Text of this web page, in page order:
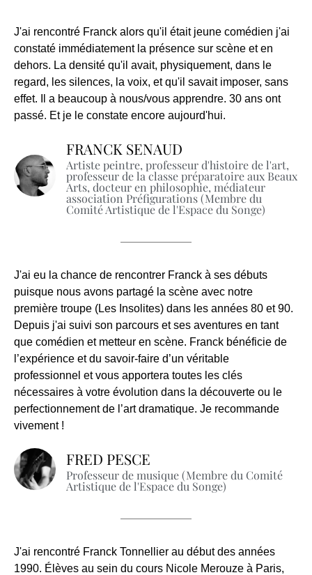
J'ai rencontré Franck alors qu'il était jeune comédien j'ai
constaté immédiatement la présence sur scène et en
dehors. La densité qu'il avait, physiquement, dans le
regard, les silences, la voix, et qu'il savait imposer, sans
effet. Il a beaucoup à nous/vous apprendre. 30 ans ont
passé. Et je le constate encore aujourd'hui.
FRANCK SENAUD
Artiste peintre, professeur d'histoire de l'art,
professeur de la classe préparatoire aux Beaux
Arts, docteur en philosophie, médiateur
association Préfigurations (Membre du
Comité Artistique de l'Espace du Songe)
J'ai eu la chance de rencontrer Franck à ses débuts
puisque nous avons partagé la scène avec notre
première troupe (Les Insolites) dans les années 80 et 90.
Depuis j'ai suivi son parcours et ses aventures en tant
que comédien et metteur en scène. Franck bénéficie de
l’expérience et du savoir-faire d’un véritable
professionnel et vous apportera toutes les clés
nécessaires à votre évolution dans la découverte ou le
perfectionnement de l’art dramatique. Je recommande
vivement !
FRED PESCE
Professeur de musique (Membre du Comité
Artistique de l'Espace du Songe)
J'ai rencontré Franck Tonnellier au début des années
1990. Élèves au sein du cours Nicole Merouze à Paris,